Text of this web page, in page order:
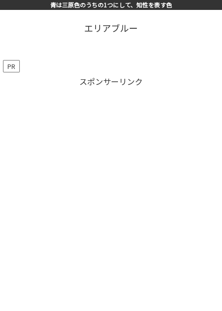
青は三原色のうちの1つにして、知性を表す色
エリアブルー
PR
スポンサーリンク